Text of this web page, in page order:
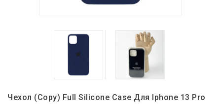
Чехол (copy) Full Silicone Case Для Iphone 13 Pro